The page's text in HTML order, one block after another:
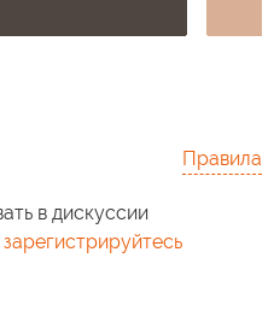
Правила
в дискуссии
зарегистрируйтесь